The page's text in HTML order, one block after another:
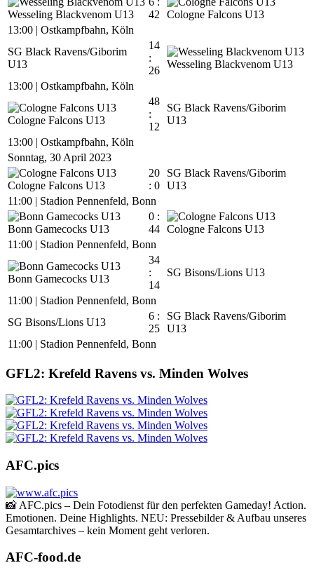
Wesseling Blackvenom U13
42
Cologne Falcons U13
13:00 | Ostkampfbahn, Köln
SG Black Ravens/Giborim
U13
14
:
26
Wesseling Blackvenom U13
13:00 | Ostkampfbahn, Köln
Cologne Falcons U13
48
:
12
SG Black Ravens/Giborim
U13
13:00 | Ostkampfbahn, Köln
Sonntag, 30 April 2023
Cologne Falcons U13
20
: 0
SG Black Ravens/Giborim
U13
11:00 | Stadion Pennenfeld, Bonn
Bonn Gamecocks U13
0 :
44 Cologne Falcons U13
11:00 | Stadion Pennenfeld, Bonn
Bonn Gamecocks U13
34
:
14
SG Bisons/Lions U13
11:00 | Stadion Pennenfeld, Bonn
SG Bisons/Lions U13
6 :
25
SG Black Ravens/Giborim
U13
11:00 | Stadion Pennenfeld, Bonn
GFL2: Krefeld Ravens vs. Minden Wolves
AFC.pics
📸 AFC.pics – Dein Fotodienst für den perfekten Gameday! Action.
Emotionen. Deine Highlights. NEU: Pressebilder & Aufbau unseres
Gesamtarchives – kein Moment geht verloren.
AFC-food.de